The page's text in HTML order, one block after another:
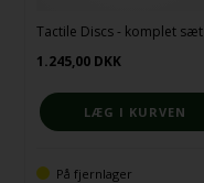
Tactile Discs - komplet sæt
1.245,00 DKK
På fjernlager